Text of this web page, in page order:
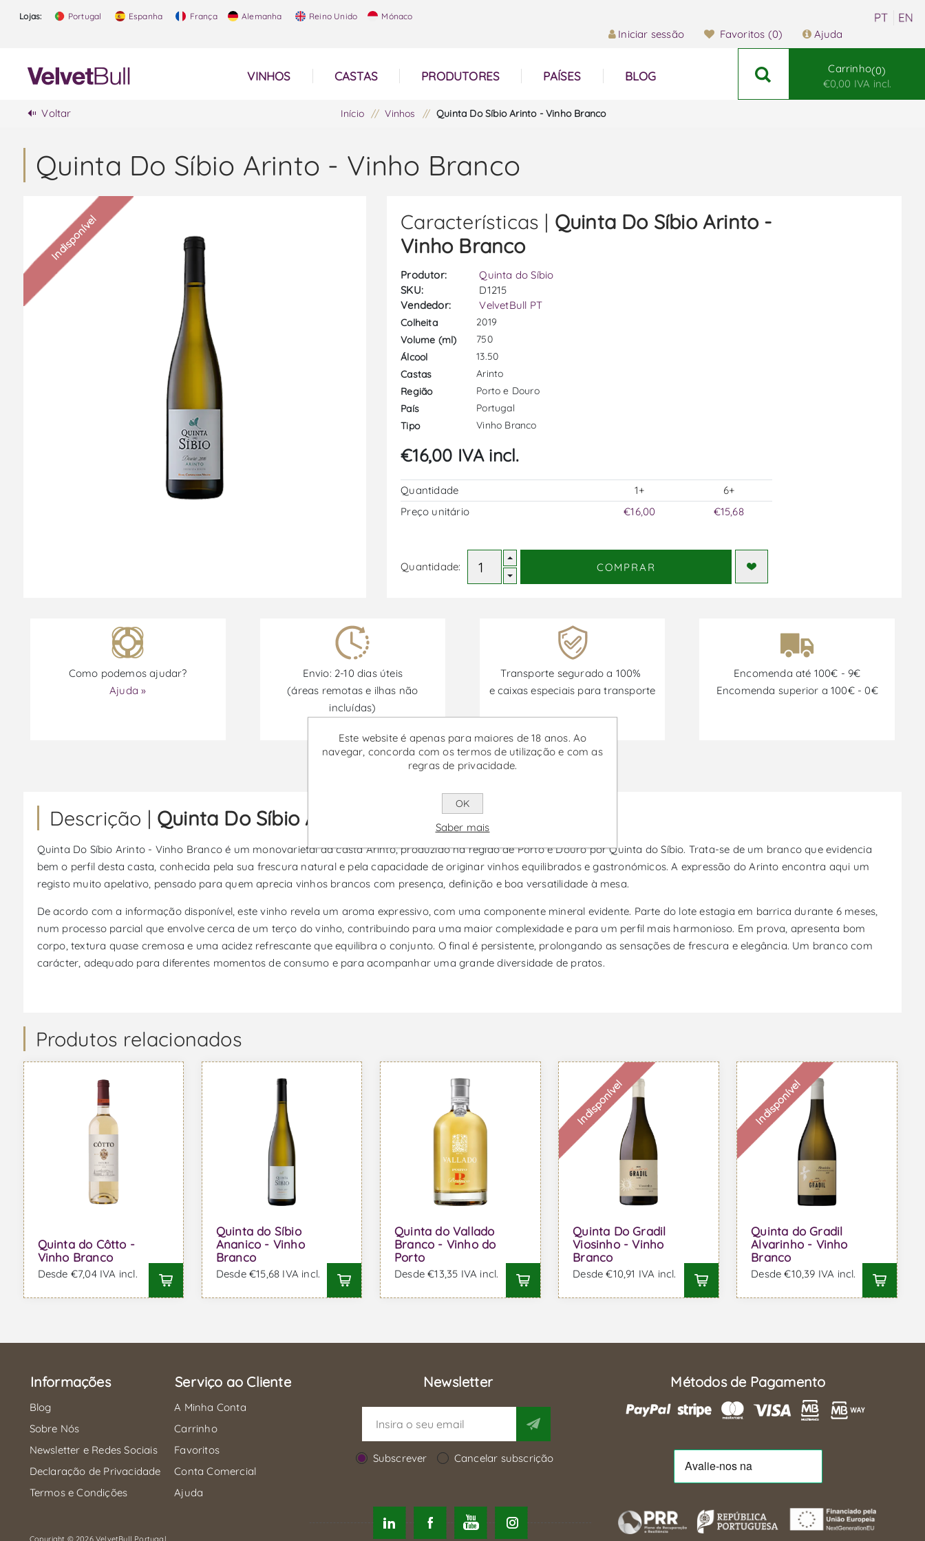
Lojas: Portugal Espanha França Alemanha Reino Unido Mónaco
Iniciar sessão Favoritos (0) Ajuda
VINHOS CASTAS PRODUTORES PAÍSES BLOG
Carrinho 0
€0,00 IVA incl.
Voltar Início / Vinhos / Quinta Do Síbio Arinto - Vinho Branco
Quinta Do Síbio Arinto - Vinho Branco
Indisponível Características | Quinta Do Síbio Arinto -
Vinho Branco
Produtor:
Quinta do Síbio
SKU:
D1215
Vendedor:
VelvetBull PT
Colheita
2019
Volume (ml)
750
Álcool
13.50
Castas
Arinto
Região
Porto e Douro
País
Portugal
Tipo
Vinho Branco
€16,00 IVA incl.
Quantidade 1+
6+
Preço unitário
€16,00 €15,68
Quantidade: COMPRAR
Como podemos ajudar?
Ajuda »
Envio: 2-10 dias úteis
(áreas remotas e ilhas não
incluídas)
Transporte segurado a 100%
e caixas especiais para transporte
Encomenda até 100€ - 9€
Encomenda superior a 100€ - 0€
Promoções disponíveis de 30/06/2026 a 30/09/2026
Descrição | Quinta Do Síbio Arinto - Vinho Branco
Quinta Do Síbio Arinto - Vinho Branco é um monovarietal da casta Arinto, produzido na região de Porto e Douro por Quinta do Síbio. Trata-se de um branco que evidencia
bem o perfil desta casta, conhecida pela sua frescura natural e pela capacidade de originar vinhos equilibrados e gastronómicos. A expressão do Arinto encontra aqui um
registo muito apelativo, pensado para quem aprecia vinhos brancos com presença, definição e boa versatilidade à mesa.
De acordo com a informação disponível, este vinho revela um aroma expressivo, com uma componente mineral evidente. Parte do lote estagia em barrica durante 6 meses,
num processo parcial que envolve cerca de um terço do vinho, contribuindo para uma maior complexidade e para um perfil mais harmonioso. Em prova, apresenta bom
corpo, textura quase cremosa e uma acidez refrescante que equilibra o conjunto. O final é persistente, prolongando as sensações de frescura e elegância. Um branco com
carácter, adequado para diferentes momentos de consumo e para acompanhar uma grande diversidade de pratos.
Produtos relacionados
Quinta do Côtto -
Vinho Branco
Desde €7,04 IVA incl.
Quinta do Síbio
Ananico - Vinho
Branco
Desde €15,68 IVA incl.
Quinta do Vallado
Branco - Vinho do
Porto
Desde €13,35 IVA incl.
Indisponível
Quinta Do Gradil
Viosinho - Vinho
Branco
Desde €10,91 IVA incl.
Indisponível
Quinta do Gradil
Alvarinho - Vinho
Branco
Desde €10,39 IVA incl.
Informações
Blog
Sobre Nós
Newsletter e Redes Sociais
Declaração de Privacidade
Termos e Condições
Serviço ao Cliente
A Minha Conta
Carrinho
Favoritos
Conta Comercial
Ajuda
Newsletter
Subscrever Cancelar subscrição
Métodos de Pagamento
Este website é apenas para maiores de 18 anos. Ao
navegar, concorda com os termos de utilização e com as
regras de privacidade.
OK
Saber mais